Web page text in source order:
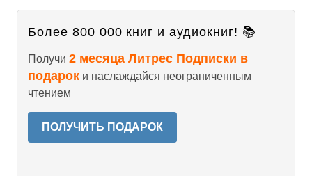
Более 800 000 книг и аудиокниг! 📚
Получи 2 месяца Литрес Подписки в
подарок и наслаждайся неограниченным
чтением
ПОЛУЧИТЬ ПОДАРОК